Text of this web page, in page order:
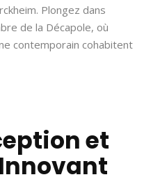
Plongez dans
de la Décapole, où
contemporain cohabitent
et